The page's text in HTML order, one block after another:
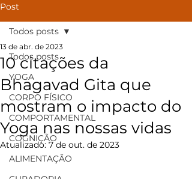
Post
Todos posts
YOGA
CORPO FÍSICO
COMPORTAMENTAL
COGNIÇÃO
ALIMENTAÇÃO
Todos posts
10 citações da
Bhagavad Gita que
mostram o impacto do
Yoga nas nossas vidas
13 de abr. de 2023
Atualizado: 7 de out. de 2023